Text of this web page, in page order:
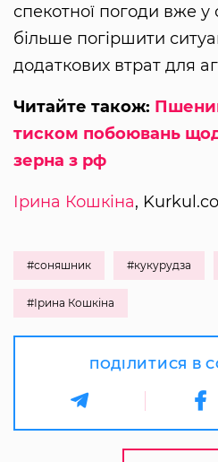
спекотної погоди вже
більше погіршити
додаткових втрат для
Читайте також:
тиском побоювань
зерна з рф
Ірина Кошкіна,
#соняшник #кукурудза
#Ірина Кошкіна
ПОДІЛИТИСЯ В